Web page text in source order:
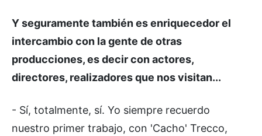
Y seguramente también es enriquecedor el
intercambio con la gente de otras
producciones, es decir con actores,
directores, realizadores que nos visitan...
- Sí, totalmente, sí. Yo siempre recuerdo
nuestro primer trabajo, con 'Cacho' Trecco,